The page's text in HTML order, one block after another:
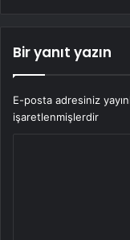
Bir yanıt yazın
E-posta adresiniz
işaretlenmişlerdir